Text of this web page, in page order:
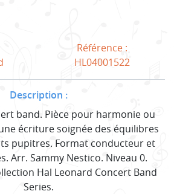
Référence :
HL04001522
Description :
band. Pièce pour harmonie ou
écriture soignée des équilibres
pupitres. Format conducteur et
Arr. Sammy Nestico. Niveau 0.
Hal Leonard Concert Band
Series.